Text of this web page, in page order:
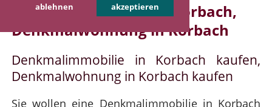
ablehnen akzeptieren
Denkmalimmobilie in Korbach,
Denkmalwohnung in Korbach
Denkmalimmobilie in Korbach kaufen,
Denkmalwohnung in Korbach kaufen
Sie wollen eine Denkmalimmobilie in Korbach